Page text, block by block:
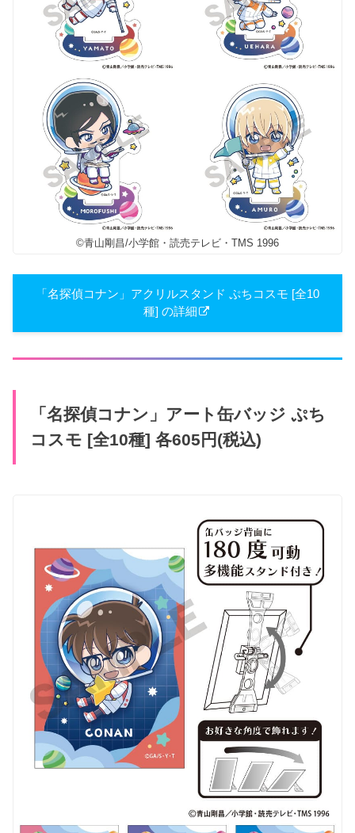
©青山剛昌/小学館・読売テレビ・TMS 1996
「名探偵コナン」アクリルスタンド ぷちコスモ [全10
種] の詳細
「名探偵コナン」アート缶バッジ ぷち
コスモ [全10種] 各605円(税込)